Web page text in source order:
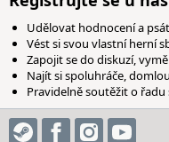
Udělovat hodnocení a
Vést si svou vlastní herní
Zapojit se do diskuzí,
Najít si spoluhráče,
Pravidelně soutěžit o řadu